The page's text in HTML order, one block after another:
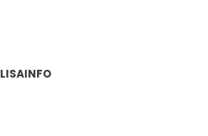
LISAINFO